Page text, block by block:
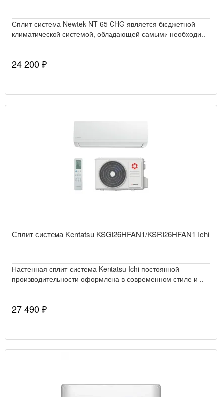
Сплит-система Newtek NT-65 CHG является бюджетной
климатической системой, обладающей самыми необходи..
24 200 ₽
Сплит система Kentatsu KSGI26HFAN1/KSRI26HFAN1 Ichi
Настенная сплит-система Kentatsu Ichi постоянной
производительности оформлена в современном стиле и ..
27 490 ₽